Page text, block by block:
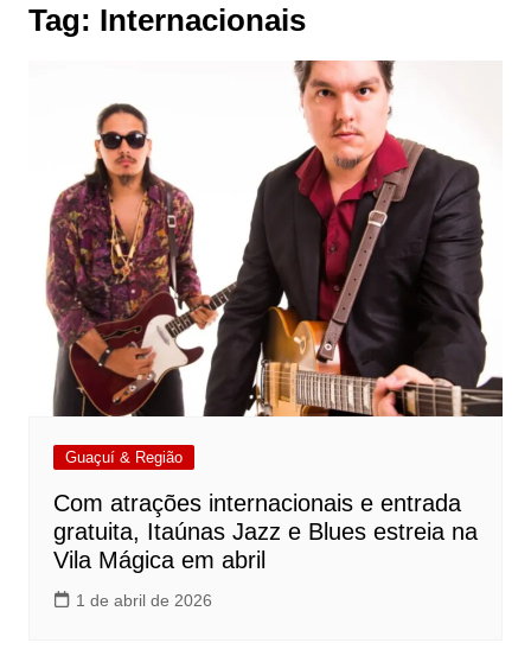
Tag: Internacionais
Guaçuí & Região
Com atrações internacionais e entrada
gratuita, Itaúnas Jazz e Blues estreia na
Vila Mágica em abril
1 de abril de 2026